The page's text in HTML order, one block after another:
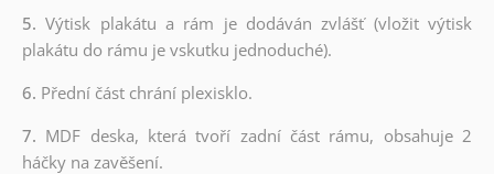
5.Výtisk plakátu a rám je dodáván zvlášť (vložit výtisk
plakátu do rámu je vskutku jednoduché).
6. Přední část chrání plexisklo.
7. MDF deska, která tvoří zadní část rámu, obsahuje 2
háčky na zavěšení.